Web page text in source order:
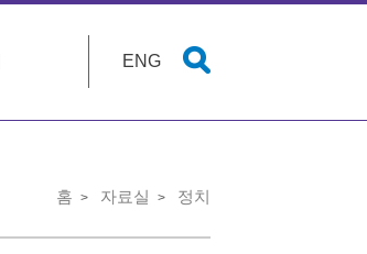
ENG
홈 자료실 정치